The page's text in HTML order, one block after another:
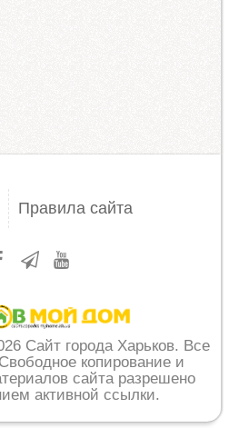
Правила сайта
Сайт города Харьков. Все
копирование и
сайта разрешено
активной ссылки.